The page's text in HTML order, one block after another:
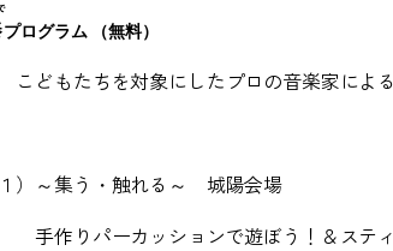
プログラム（無料）
どもたちを対象にしたプロの音楽家によ
１）～集う・触れる～ 城陽会場
作りパーカッションで遊ぼう！＆スティ